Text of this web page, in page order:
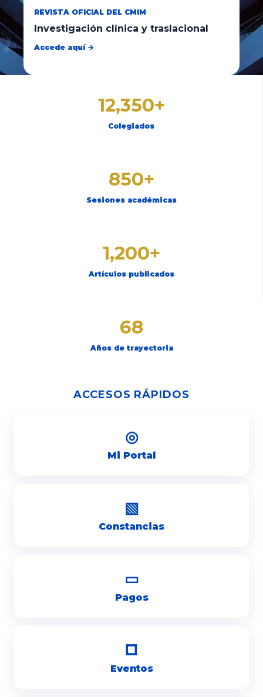
REVISTA OFICIAL DEL CMIM
Investigación clínica y traslacional
Accede aquí →
12,350+
Colegiados
850+
Sesiones académicas
1,200+
Artículos publicados
68
Años de trayectoria
ACCESOS RÁPIDOS
◎
Mi Portal
▧
Constancias
▭
Pagos
□
Eventos